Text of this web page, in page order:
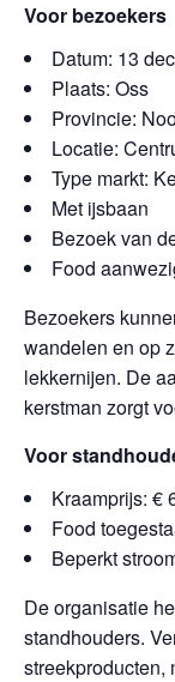
Voor bezoekers
Datum: 13
Plaats: Oss
Provincie:
Locatie:
Type markt:
Met ijsbaan
Bezoek van
Food
Bezoekers
wandelen en op
lekkernijen. De
kerstman zorgt
Voor
Kraamprijs: €
Food
Beperkt
De organisatie
standhouders.
streekproducten,